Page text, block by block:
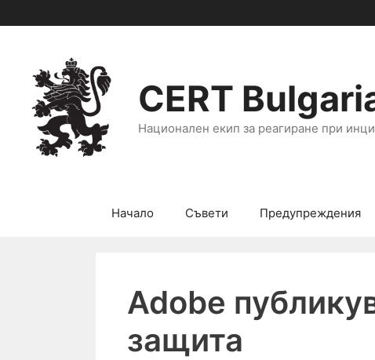
CERT
Национален екип за реагиране при
Начало Съвети Предупреждения
Adobe
защита